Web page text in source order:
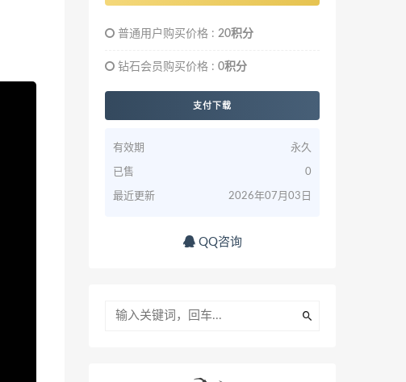
普通用户购买价格 : 20积分
钻石会员购买价格 : 0积分
支付下载
有效期 永久
已售 0
最近更新 2026年07月03日
QQ咨询